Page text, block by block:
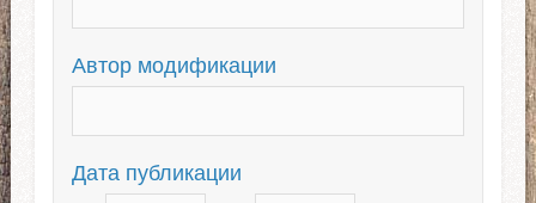
Автор модификации
Дата публикации